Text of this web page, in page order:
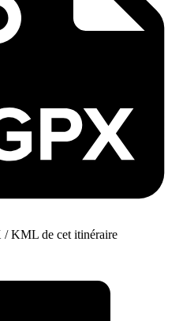
KML de cet itinéraire